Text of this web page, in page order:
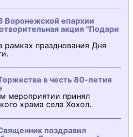
Воронежской епархии
акция "Подари
рамках празднования Дня
в честь 80-летия
мероприятии принял
храма села Хохол.
поздравил